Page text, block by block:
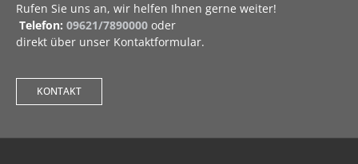
Rufen Sie uns an, wir helfen Ihnen gerne weiter!
Telefon: 09621/7890000 oder
direkt über unser Kontaktformular.
KONTAKT